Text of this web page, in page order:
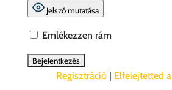
Jelszó mutatása
Emlékezzen rám
Regisztráció| Elfelejtetted